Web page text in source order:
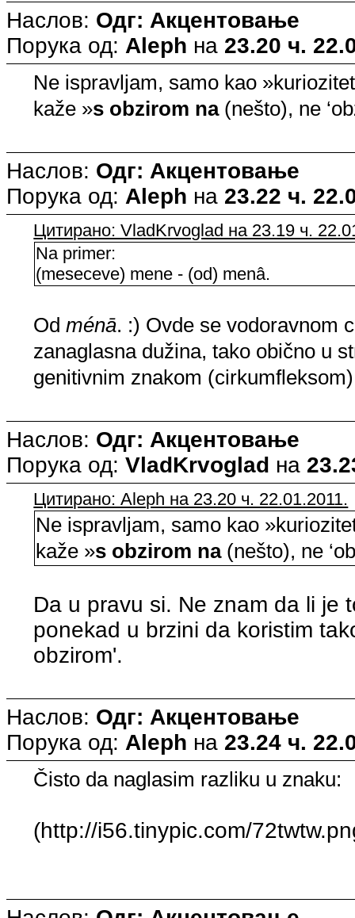
Наслов: Одг: Акцентовање
Порука од: Aleph на 23.20 ч.
Ne ispravljam, samo kao
kaže »s obzirom na(nešto), ne
Наслов: Одг: Акцентовање
Порука од: Aleph на 23.22 ч.
Цитирано: VladKrvoglad на 23.19 ч.
Na primer:
(meseceve) mene - (od) menâ.
Odménā. :) Ovde se vodoravnom
zanaglasna dužina, tako obično u
genitivnim znakom
Наслов: Одг: Акцентовање
Порука од: VladKrvoglad на
Цитирано: Aleph на 23.20 ч. 22.01.2011.
Ne ispravljam, samo kao
kaže »s obzirom na(nešto), ne
Da u pravu si. Ne znam da li je
ponekad u brzini da koristim
obzirom'.
Наслов: Одг: Акцентовање
Порука од: Aleph на 23.24 ч.
Čisto da naglasim razliku u znaku:
(http://i56.tinypic.com/